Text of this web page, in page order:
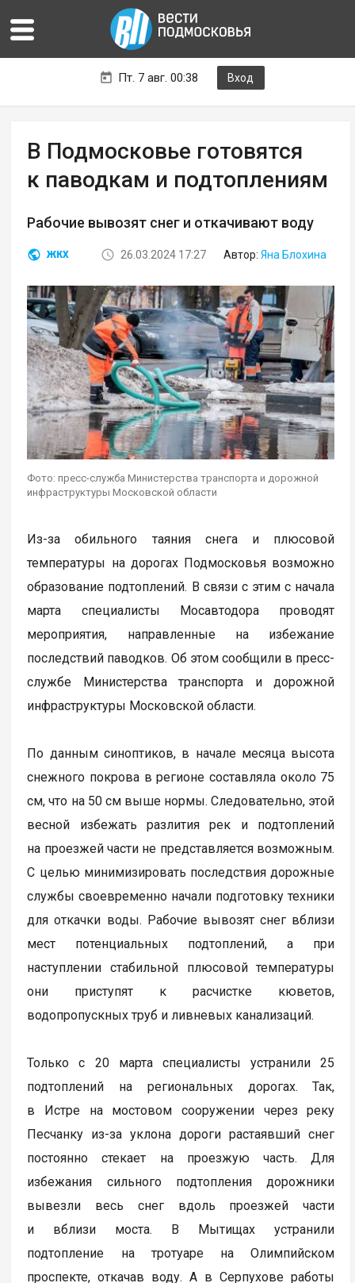
Пт. 7 авг. 00:38 Вход
В Подмосковье готовятся
к паводкам и подтоплениям
Рабочие вывозят снег и откачивают воду
ЖКХ 26.03.2024 17:27 Автор:Яна Блохина
Фото: пресс-служба Министерства транспорта и дорожной
инфраструктуры Московской области
Из-за обильного таяния снега и плюсовой
температуры на дорогах Подмосковья возможно
образование подтоплений. В связи с этим с начала
марта специалисты Мосавтодора проводят
мероприятия, направленные на избежание
последствий паводков. Об этом сообщили в пресс-
службе Министерства транспорта и дорожной
инфраструктуры Московской области.
По данным синоптиков, в начале месяца высота
снежного покрова в регионе составляла около 75
см, что на 50 см выше нормы. Следовательно, этой
весной избежать разлития рек и подтоплений
на проезжей части не представляется возможным.
С целью минимизировать последствия дорожные
службы своевременно начали подготовку техники
для откачки воды. Рабочие вывозят снег вблизи
мест потенциальных подтоплений, а при
наступлении стабильной плюсовой температуры
они приступят к расчистке кюветов,
водопропускных труб и ливневых канализаций.
Только с 20 марта специалисты устранили 25
подтоплений на региональных дорогах. Так,
в Истре на мостовом сооружении через реку
Песчанку из-за уклона дороги растаявший снег
постоянно стекает на проезжую часть. Для
избежания сильного подтопления дорожники
вывезли весь снег вдоль проезжей части
и вблизи моста. В Мытищах устранили
подтопление на тротуаре на Олимпийском
проспекте, откачав воду. А в Серпухове работы